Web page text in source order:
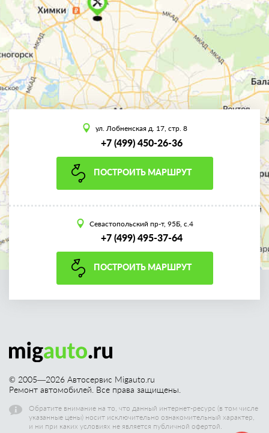
ул. Лобненская д. 17, стр. 8
+7 (499) 450-26-36
ПОСТРОИТЬ МАРШРУТ
Севастопольский пр-т, 95Б, с.4
+7 (499) 495-37-64
ПОСТРОИТЬ МАРШРУТ
© 2005—2026 Автосервис Migauto.ru
Ремонт автомобилей. Все права защищены.
Обратите внимание на то, что данный интернет-ресурс (в том числе
указанные цены) носит исключительно ознакомительный характер,
и ни при каких условиях не является публичной офертой.